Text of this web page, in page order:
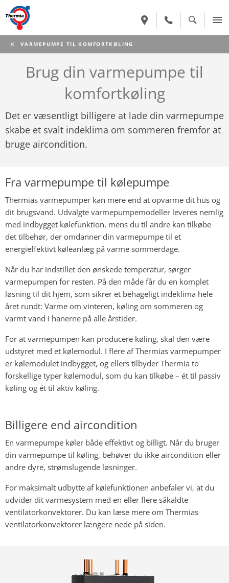
CURRENT:
VARMEPUMPE TIL KOMFORTKØLING
Brug din varmepumpe til
komfortkøling
Det er væsentligt billigere at lade din varmepumpe
skabe et svalt indeklima om sommeren fremfor at
bruge aircondition.
Fra varmepumpe til kølepumpe
Thermias varmepumper kan mere end at opvarme dit hus og
dit brugsvand. Udvalgte varmepumpemodeller leveres nemlig
med indbygget kølefunktion, mens du til andre kan tilkøbe
det tilbehør, der omdanner din varmepumpe til et
energieffektivt køleanlæg på varme sommerdage.
Når du har indstillet den ønskede temperatur, sørger
varmepumpen for resten. På den måde får du en komplet
løsning til dit hjem, som sikrer et behageligt indeklima hele
året rundt: Varme om vinteren, køling om sommeren og
varmt vand i hanerne på alle årstider.
For at varmepumpen kan producere køling, skal den være
udstyret med et kølemodul. I flere af Thermias varmepumper
er kølemodulet indbygget, og ellers tilbyder Thermia to
forskellige typer kølemodul, som du kan tilkøbe – ét til passiv
køling og ét til aktiv køling.
Billigere end aircondition
En varmepumpe køler både effektivt og billigt. Når du bruger
din varmepumpe til køling, behøver du ikke aircondition eller
andre dyre, strømslugende løsninger.
For maksimalt udbytte af kølefunktionen anbefaler vi, at du
udvider dit varmesystem med en eller flere såkaldte
ventilatorkonvektorer. Du kan læse mere om Thermias
ventilatorkonvektorer længere nede på siden.